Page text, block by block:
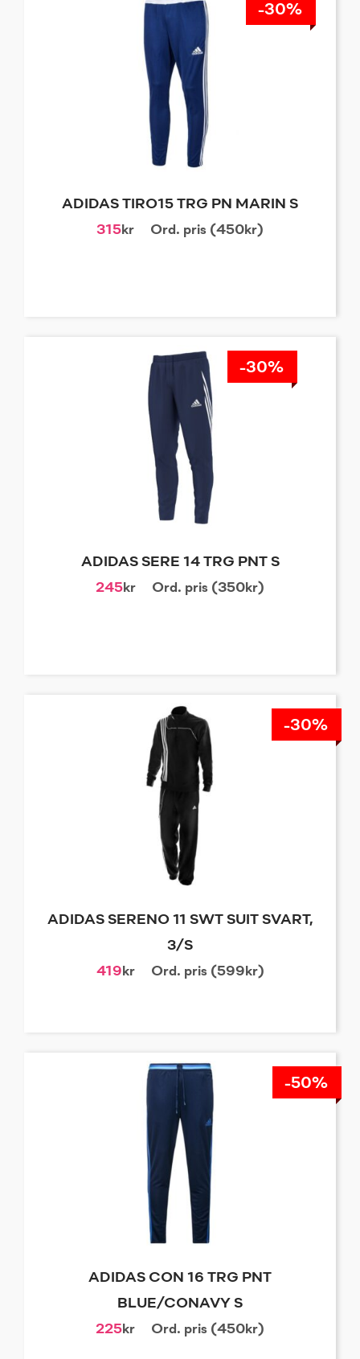
-30%
ADIDAS TIRO15 TRG PN MARIN S
315kr Ord. pris (450kr)
-30%
ADIDAS SERE 14 TRG PNT S
245kr Ord. pris (350kr)
-30%
ADIDAS SERENO 11 SWT SUIT SVART,
3/S
419kr Ord. pris (599kr)
-50%
ADIDAS CON 16 TRG PNT
BLUE/CONAVY S
225kr Ord. pris (450kr)